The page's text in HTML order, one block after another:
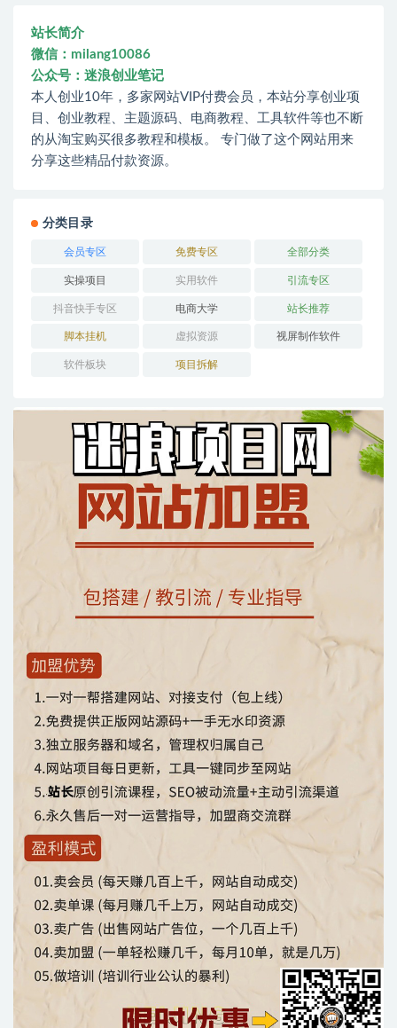
站长简介
微信：milang10086
公众号：迷浪创业笔记
本人创业10年，多家网站VIP付费会员，本站分享创业项
目、创业教程、主题源码、电商教程、工具软件等也不断
的从淘宝购买很多教程和模板。 专门做了这个网站用来
分享这些精品付款资源。
分类目录
会员专区 免费专区 全部分类
实操项目 实用软件 引流专区
抖音快手专区 电商大学 站长推荐
脚本挂机 虚拟资源 视屏制作软件
软件板块 项目拆解